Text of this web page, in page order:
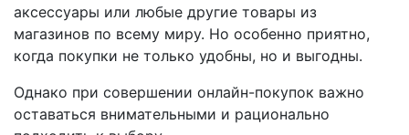
аксессуары или любые другие товары из
магазинов по всему миру. Но особенно приятно,
когда покупки не только удобны, но и выгодны.
Однако при совершении онлайн-покупок важно
оставаться внимательными и рационально